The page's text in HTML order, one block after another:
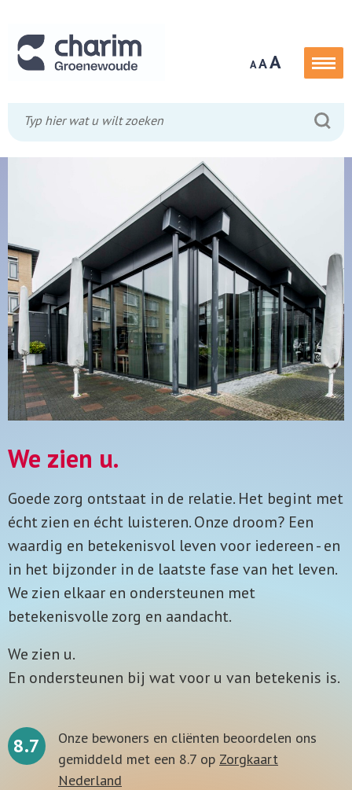
AAA
We zien u.
Goede zorg ontstaat in de relatie. Het begint met
écht zien en écht luisteren. Onze droom? Een
waardig en betekenisvol leven voor iedereen - en
in het bijzonder in de laatste fase van het leven.
We zien elkaar en ondersteunen met
betekenisvolle zorg en aandacht.
We zien u.
En ondersteunen bij wat voor u van betekenis is.
8.7
Onze bewoners en cliënten beoordelen ons
gemiddeld met een 8.7 op Zorgkaart
Nederland